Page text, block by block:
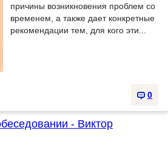
причины возникновения проблем со
временем, а также дает конкретные
рекомендации тем, для кого эти...
0
- Виктор